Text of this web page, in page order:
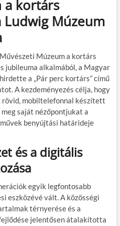
er
es
za
m
g
a kortárs
Ludwig Múzeum
Múzeum a kortárs
jubileuma alkalmából, a Magyar
a „Pár perc kortárs” című
A kezdeményezés célja, hogy
mobiltelefonnal készített
saját nézőpontjukat a
benyújtási határideje
és a digitális
egyik legfontosabb
eszközévé vált. A közösségi
térnyerése és a
jelentősen átalakította